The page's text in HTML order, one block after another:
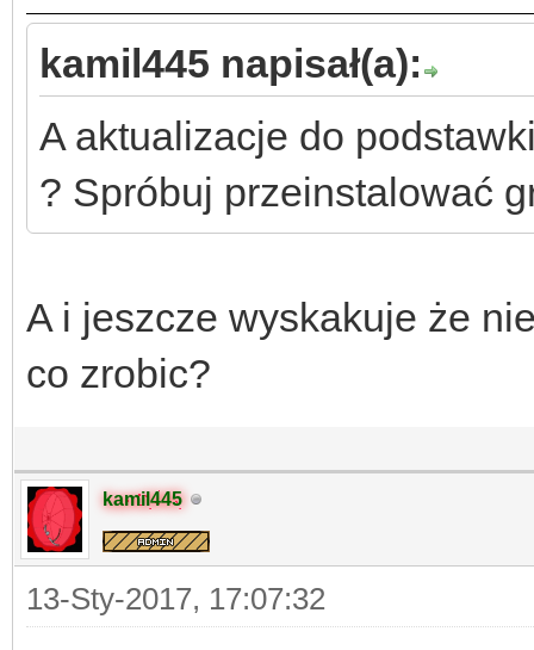
kamil445 napisał(a):
A aktualizacje do
? Spróbuj przeinstalować
A i jeszcze wyskakuje że
co zrobic?
kamil445
13-Sty-2017, 17:07:32